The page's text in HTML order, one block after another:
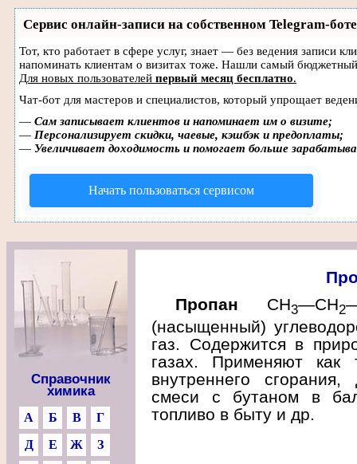
Сервис онлайн-записи на собственном Telegram-боте
Тот, кто работает в сфере услуг, знает — без ведения записи
напоминать клиентам о визитах тоже. Нашли самый
Для новых пользователей первый месяц бесплатно.
Чат-бот для мастеров и специалистов, который упрощает
— Сам записывает клиентов и напоминает им о визите;
— Персонализирует скидки, чаевые, кэшбэк и предоплаты;
— Увеличивает доходимость и помогает больше
Начать пользоваться сервисом
Справочник
химика
А Б В
Г
Д
Е Ж
З
Пропан СН3—СH2
(насыщенный)
газ. Содержится в
газах. Применяют как
внутреннего
смеси с бутаном в
топливо в быту и др.